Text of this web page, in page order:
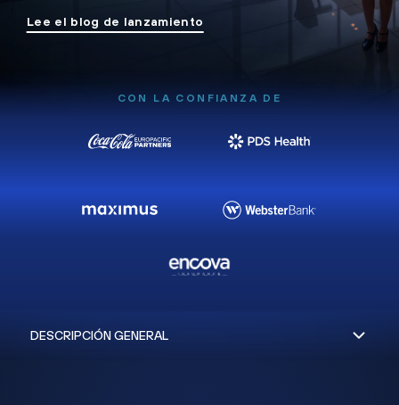
Lee el blog de lanzamiento
CON LA CONFIANZA DE